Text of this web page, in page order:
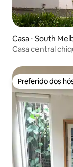
Casa ⋅ South
Casa central
Preferido dos
Preferido dos